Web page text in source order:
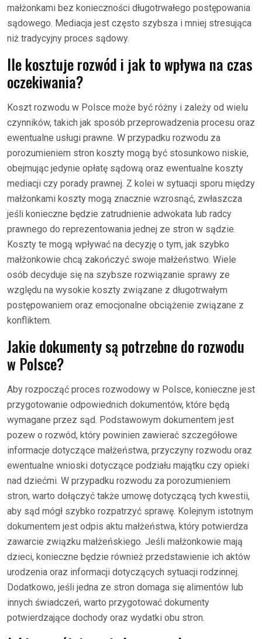
małżonkami bez konieczności długotrwałego postępowania
sądowego. Mediacja jest często szybsza i mniej stresująca
niż tradycyjny proces sądowy.
Ile kosztuje rozwód i jak to wpływa na czas
oczekiwania?
Koszt rozwodu w Polsce może być różny i zależy od wielu
czynników, takich jak sposób przeprowadzenia procesu oraz
ewentualne usługi prawne. W przypadku rozwodu za
porozumieniem stron koszty mogą być stosunkowo niskie,
obejmując jedynie opłatę sądową oraz ewentualne koszty
mediacji czy porady prawnej. Z kolei w sytuacji sporu między
małżonkami koszty mogą znacznie wzrosnąć, zwłaszcza
jeśli konieczne będzie zatrudnienie adwokata lub radcy
prawnego do reprezentowania jednej ze stron w sądzie.
Koszty te mogą wpływać na decyzję o tym, jak szybko
małżonkowie chcą zakończyć swoje małżeństwo. Wiele
osób decyduje się na szybsze rozwiązanie sprawy ze
względu na wysokie koszty związane z długotrwałym
postępowaniem oraz emocjonalne obciążenie związane z
konfliktem.
Jakie dokumenty są potrzebne do rozwodu
w Polsce?
Aby rozpocząć proces rozwodowy w Polsce, konieczne jest
przygotowanie odpowiednich dokumentów, które będą
wymagane przez sąd. Podstawowym dokumentem jest
pozew o rozwód, który powinien zawierać szczegółowe
informacje dotyczące małżeństwa, przyczyny rozwodu oraz
ewentualne wnioski dotyczące podziału majątku czy opieki
nad dziećmi. W przypadku rozwodu za porozumieniem
stron, warto dołączyć także umowę dotyczącą tych kwestii,
aby sąd mógł szybko rozpatrzyć sprawę. Kolejnym istotnym
dokumentem jest odpis aktu małżeństwa, który potwierdza
zawarcie związku małżeńskiego. Jeśli małżonkowie mają
dzieci, konieczne będzie również przedstawienie ich aktów
urodzenia oraz informacji dotyczących sytuacji rodzinnej.
Dodatkowo, jeśli jedna ze stron domaga się alimentów lub
innych świadczeń, warto przygotować dokumenty
potwierdzające dochody oraz wydatki obu stron.